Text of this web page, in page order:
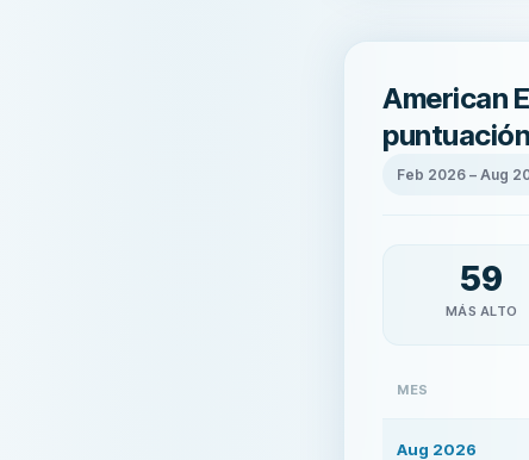
American
puntuación
Feb 2026 – Aug
59
MÁS ALTO
MES
Aug 2026